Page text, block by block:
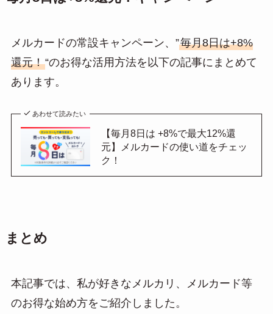
メルカードの常設キャンペーン、”毎月8日は+8%
還元！“のお得な活用方法を以下の記事にまとめて
あります。
あわせて読みたい
【毎月8日は +8%で最大12%還
元】メルカードの使い道をチェッ
ク！
まとめ
本記事では、私が好きなメルカリ、メルカード等
のお得な始め方をご紹介しました。